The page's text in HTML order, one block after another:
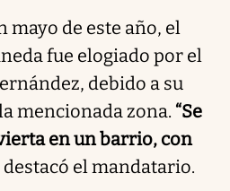
mayo de este año, el
fue elogiado por el
debido a su
mencionada zona. “Se
en un barrio, con
destacó el mandatario.